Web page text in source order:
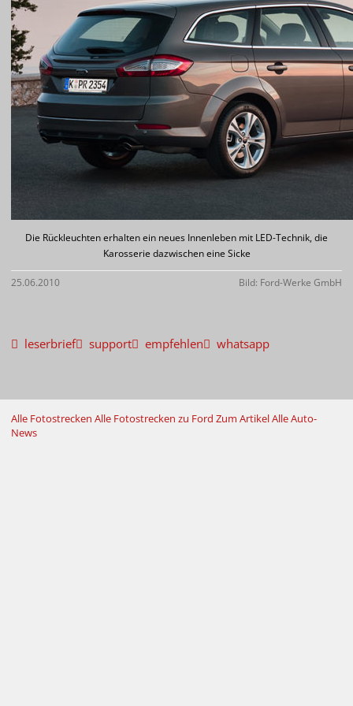
Die Rückleuchten erhalten ein neues Innenleben mit LED-Technik, die
Karosserie dazwischen eine Sicke
25.06.2010 Bild: Ford-Werke GmbH
leserbrief support empfehlen whatsapp
Alle Fotostrecken Alle Fotostrecken zu Ford Zum ArtikelAlle Auto-
News